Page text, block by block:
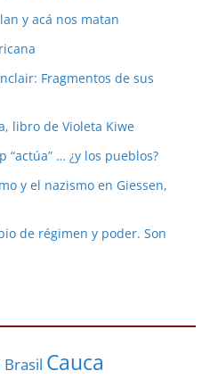
y acá nos matan
Fragmentos de sus
libro de Violeta Kiwe
“actúa” … ¿y los pueblos?
y el nazismo en Giessen,
de régimen y poder. Son
Brasil Cauca